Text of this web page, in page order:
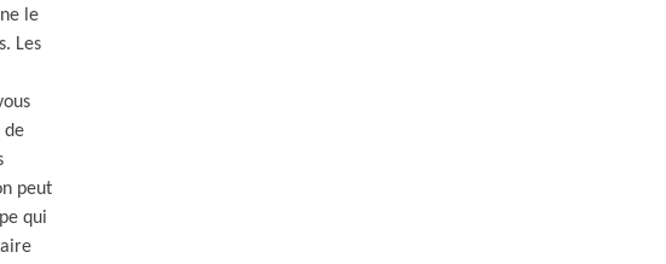
le
Les
de
peut
qui